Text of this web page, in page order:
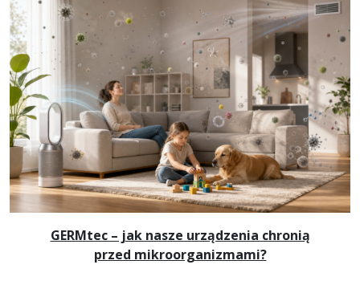
GERMtec – jak nasze urządzenia chronią
przed mikroorganizmami?